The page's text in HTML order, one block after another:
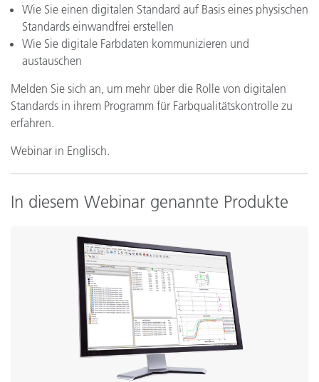
Wie Sie einen digitalen Standard auf Basis eines physischen
Standards einwandfrei erstellen
Wie Sie digitale Farbdaten kommunizieren und
austauschen
Melden Sie sich an, um mehr über die Rolle von digitalen
Standards in ihrem Programm für Farbqualitätskontrolle zu
erfahren.
Webinar in Englisch.
In diesem Webinar genannte Produkte